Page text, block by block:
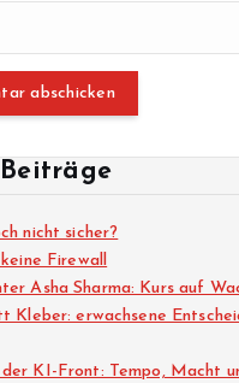
nicht sicher?
Firewall
Asha Sharma: Kurs auf
Kleber: erwachsene
KI-Front: Tempo, Macht